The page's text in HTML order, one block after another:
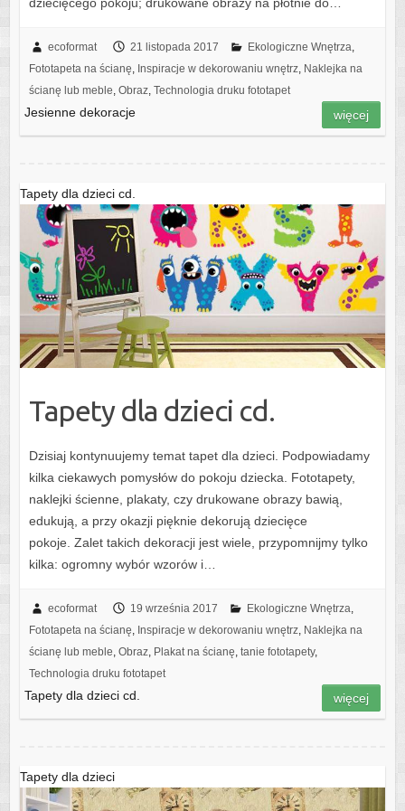
ecoformat 21 listopada 2017 Ekologiczne Wnętrza
Fototapeta na ścianę Inspiracje w dekorowaniu wnętrz, Naklejka na
ścianę lub meble Obraz, Technologia druku fototapet
Jesienne dekoracje więcej
Tapety dla dzieci cd.
Tapety dla dzieci cd.
Dzisiaj kontynuujemy temat tapet dla dzieci. Podpowiadamy
kilka ciekawych pomysłów do pokoju dziecka. Fototapety,
naklejki ścienne, plakaty, czy drukowane obrazy bawią,
edukują, a przy okazji pięknie dekorują dziecięce
pokoje. Zalet takich dekoracji jest wiele, przypomnijmy tylko
kilka: ogromny wybór wzorów i…
ecoformat 19 września 2017 Ekologiczne Wnętrza
Fototapeta na ścianę Inspiracje w dekorowaniu wnętrz, Naklejka na
ścianę lub meble Obraz, Plakat na ścianę tanie fototapety,
Technologia druku fototapet
Tapety dla dzieci cd. więcej
Tapety dla dzieci